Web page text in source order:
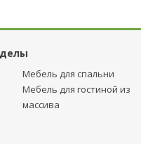
Мебель для спальни
Мебель для гостиной из
массива